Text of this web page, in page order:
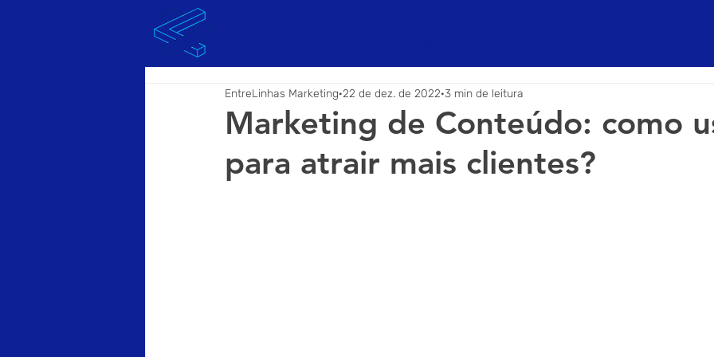
Marketing de Conteúdo: como
para atrair mais clientes?
EntreLinhas Marketing 22 de dez. de 2022 3 min de leitura